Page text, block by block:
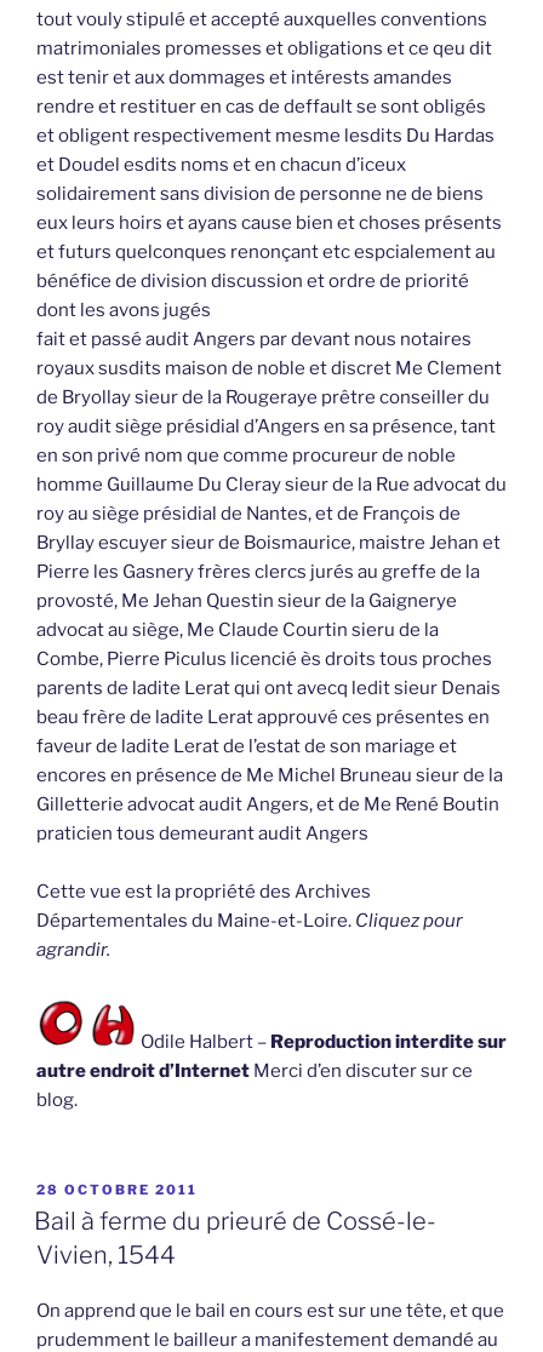
tout vouly stipulé et accepté auxquelles conventions
matrimoniales promesses et obligations et ce qeu dit
est tenir et aux dommages et intérests amandes
rendre et restituer en cas de deffault se sont obligés
et obligent respectivement mesme lesdits Du Hardas
et Doudel esdits noms et en chacun d’iceux
solidairement sans division de personne ne de biens
eux leurs hoirs et ayans cause bien et choses présents
et futurs quelconques renonçant etc espcialement au
bénéfice de division discussion et ordre de priorité
dont les avons jugés
fait et passé audit Angers par devant nous notaires
royaux susdits maison de noble et discret Me Clement
de Bryollay sieur de la Rougeraye prêtre conseiller du
roy audit siège présidial d’Angers en sa présence, tant
en son privé nom que comme procureur de noble
homme Guillaume Du Cleray sieur de la Rue advocat du
roy au siège présidial de Nantes, et de François de
Bryllay escuyer sieur de Boismaurice, maistre Jehan et
Pierre les Gasnery frères clercs jurés au greffe de la
provosté, Me Jehan Questin sieur de la Gaignerye
advocat au siège, Me Claude Courtin sieru de la
Combe, Pierre Piculus licencié ès droits tous proches
parents de ladite Lerat qui ont avecq ledit sieur Denais
beau frère de ladite Lerat approuvé ces présentes en
faveur de ladite Lerat de l’estat de son mariage et
encores en présence de Me Michel Bruneau sieur de la
Gilletterie advocat audit Angers, et de Me René Boutin
praticien tous demeurant audit Angers
Cette vue est la propriété des Archives
Départementales du Maine-et-Loire. Cliquez pour
agrandir.
Odile Halbert – Reproduction interdite sur
autre endroit d’Internet Merci d’en discuter sur ce
blog.
PUBLIÉ
LE
28 OCTOBRE 2011
Bail à ferme du prieuré de Cossé-le-
Vivien, 1544
On apprend que le bail en cours est sur une tête, et que
prudemment le bailleur a manifestement demandé au